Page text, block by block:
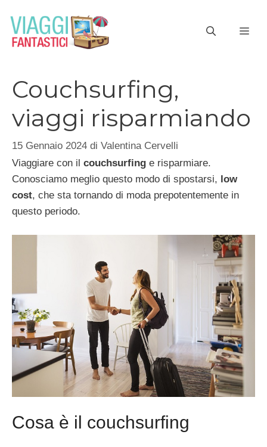
contenuto
Couchsurfing,
viaggi risparmiando
15 Gennaio 2024 di Valentina Cervelli
Viaggiare con il couchsurfing e risparmiare.
Conosciamo meglio questo modo di spostarsi, low
cost, che sta tornando di moda prepotentemente in
questo periodo.
Cosa è il couchsurfing